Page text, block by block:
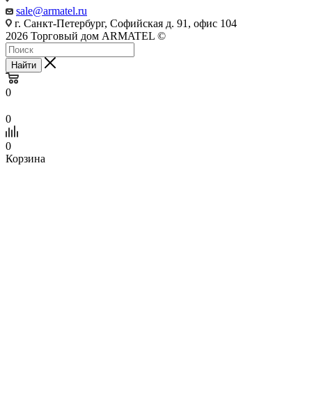
sale@armatel.ru
г. Санкт-Петербург, Софийская д. 91, офис 104
2026 Торговый дом ARMATEL ©
Найти
0
0
0
Корзина